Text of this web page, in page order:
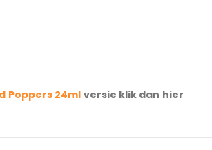
Poppers 24mlversie klik dan hier